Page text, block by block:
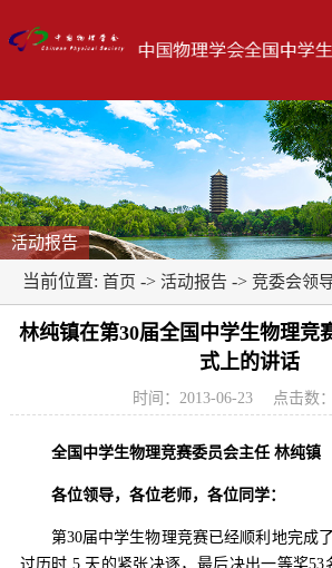
活动报告
当前位置: 首页 -> 活动报告 -> 竞委会领
林纯镇在第30届全国中学生物理竞
式上的讲话
时间：2013-06-23 点击数：
全国中学生物理竞赛委员会主任 林纯镇
各位领导，各位老师，各位同学：
第30届中学生物理竞赛已经顺利地完成
过历时 5 天的紧张决逐，最后决出一等奖53